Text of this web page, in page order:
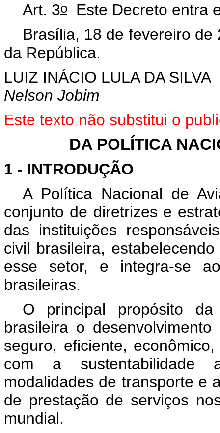
Art. 3oEste Decreto entra
Brasília, 18 de fevereiro de
da República.
LUIZ INÁCIO LULA DA SILVA
Nelson Jobim
Este texto não substitui o
DA POLÍTICA
1 - INTRODUÇÃO
A Política Nacional de
conjunto de diretrizes e
das instituições
civil brasileira,
esse setor, e integra-se
brasileiras.
O principal propósito
brasileira o
seguro, eficiente,
com a sustentabilidade
modalidades de transporte e
de prestação de serviços
mundial.